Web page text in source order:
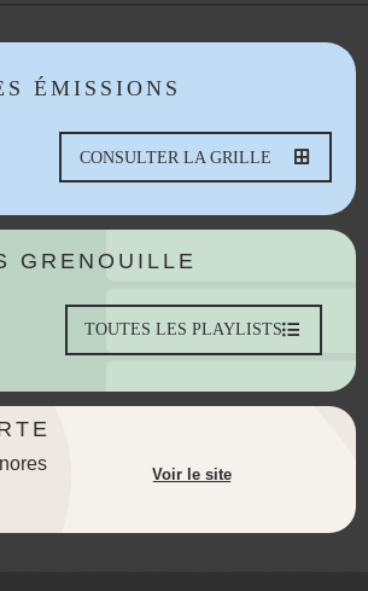
ÉMISSIONS
CONSULTER LA GRILLE
GRENOUILLE
TOUTES LES PLAYLISTS
Voir le site